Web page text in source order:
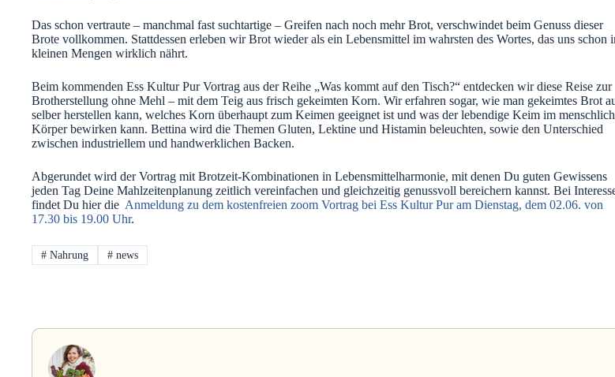
Das schon vertraute – manchmal fast suchtartige – Greifen nach noch mehr Brot, verschwindet beim Genuss dieser
Brote vollkommen. Stattdessen erleben wir Brot wieder als ein Lebensmittel im wahrsten des Wortes, das uns schon
kleinen Mengen wirklich nährt.
Beim kommenden Ess Kultur Pur Vortrag aus der Reihe „Was kommt auf den Tisch?“ entdecken wir diese Reise zur
Brotherstellung ohne Mehl – mit dem Teig aus frisch gekeimten Korn. Wir erfahren sogar, wie man gekeimtes Brot
selber herstellen kann, welches Korn überhaupt zum Keimen geeignet ist und was der lebendige Keim im
Körper bewirken kann. Bettina wird die Themen Gluten, Lektine und Histamin beleuchten, sowie den Unterschied
zwischen industriellem und handwerklichen Backen.
Abgerundet wird der Vortrag mit Brotzeit-Kombinationen in Lebensmittelharmonie, mit denen Du guten Gewissens
jeden Tag Deine Mahlzeitenplanung zeitlich vereinfachen und gleichzeitig genussvoll bereichern kannst. Bei
findet Du hier die Anmeldung zu dem kostenfreien zoom Vortrag bei Ess Kultur Pur am Dienstag, dem 02.06. von
17.30 bis 19.00 Uhr.
#Nahrung #news